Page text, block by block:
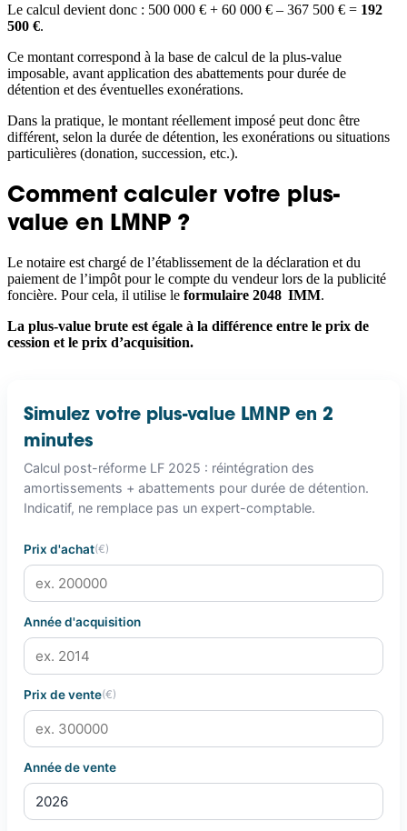
Le calcul devient donc : 500 000 € + 60 000 € – 367 500 € = 192
500 €.
Ce montant correspond à la base de calcul de la plus-value
imposable, avant application des abattements pour durée de
détention et des éventuelles exonérations.
Dans la pratique, le montant réellement imposé peut donc être
différent, selon la durée de détention, les exonérations ou situations
particulières (donation, succession, etc.).
Comment calculer votre plus-
value en LMNP ?
Le notaire est chargé de l’établissement de la déclaration et du
paiement de l’impôt pour le compte du vendeur lors de la publicité
foncière. Pour cela, il utilise le formulaire 2048 IMM.
La plus-value brute est égale à la différence entre le prix de
cession et le prix d’acquisition.
Simulez votre plus-value LMNP en 2
minutes
Calcul post-réforme LF 2025 : réintégration des
amortissements + abattements pour durée de détention.
Indicatif, ne remplace pas un expert-comptable.
Prix d'achat(€)
Année d'acquisition
Prix de vente(€)
Année de vente